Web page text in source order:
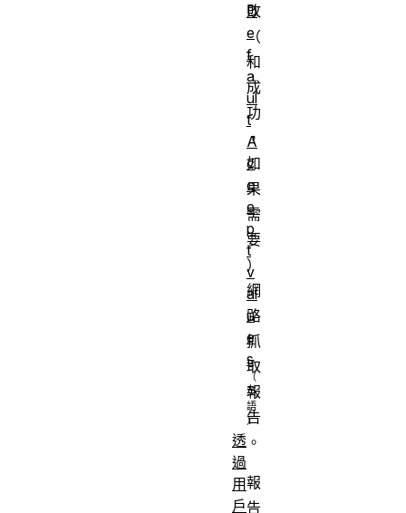
敗
（
和
成
功
，
如
果
需
要
）
網
路
抓
取
報
告
。
報
告
D
e
f
a
ul
t
A
c
c
e
p
t
v
al
u
e
s
透
過
用
戶